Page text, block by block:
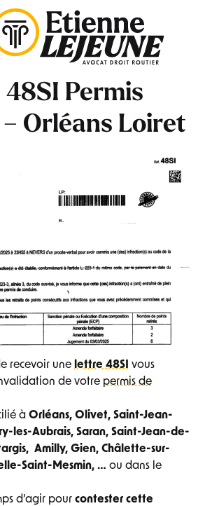
Permis
Orléans Loiret
recevoir une lettre 48SI vous
de votre permis de
à Orléans, Olivet, Saint-Jean-
les-Aubrais, Saran, Saint-Jean-de-
Amilly, Gien, Châlette-sur-
Saint-Mesmin, … ou dans le
d’agir pour contester cette